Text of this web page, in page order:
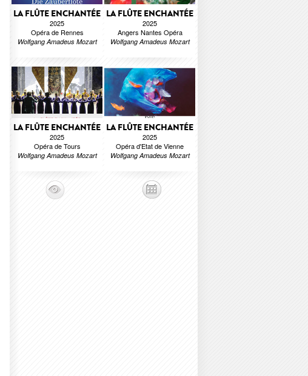
LA FLÛTE ENCHANTÉE
2025
Opéra de Rennes
Wolfgang Amadeus Mozart
LA FLÛTE ENCHANTÉE
2025
Angers Nantes Opéra
Wolfgang Amadeus Mozart
LA FLÛTE ENCHANTÉE
2025
Opéra de Tours
Wolfgang Amadeus Mozart
LA FLÛTE ENCHANTÉE
2025
Opéra d'Etat de Vienne
Wolfgang Amadeus Mozart